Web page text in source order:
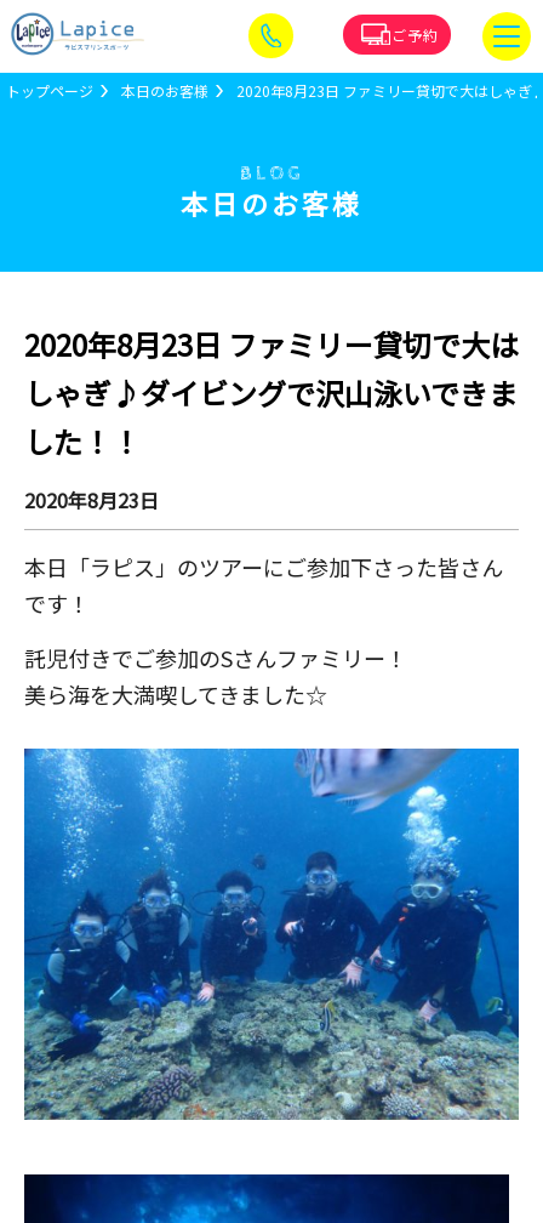
ご予約
トップページ 本日のお客様 2020年8月23日 ファミリー貸切で大はしゃ
BLOG
本日のお客様
2020年8月23日 ファミリー貸切で大は
しゃぎ♪ダイビングで沢山泳いできま
した！！
2020年8月23日
本日「ラピス」のツアーにご参加下さった皆さん
です！
託児付きでご参加のSさんファミリー！
美ら海を大満喫してきました☆